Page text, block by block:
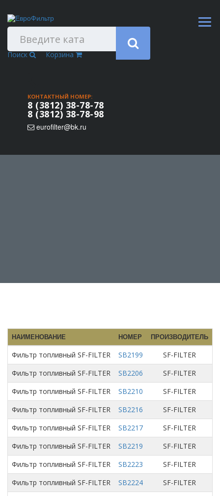
Поиск Корзина
КОНТАКТНЫЙ НОМЕР:
8 (3812) 38-78-78
8 (3812) 38-78-98
eurofilter@bk.ru
НАИМЕНОВАНИЕ НОМЕР ПРОИЗВОДИТЕЛЬ
Фильтр топливный SF-FILTER SB2199
SF-FILTER
Фильтр топливный SF-FILTER
SB2206
SF-FILTER
Фильтр топливный SF-FILTER
SB2210
SF-FILTER
Фильтр топливный SF-FILTER
SB2216
SF-FILTER
Фильтр топливный SF-FILTER
SB2217
SF-FILTER
Фильтр топливный SF-FILTER
SB2219
SF-FILTER
Фильтр топливный SF-FILTER
SB2223
SF-FILTER
Фильтр топливный SF-FILTER
SB2224
SF-FILTER